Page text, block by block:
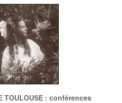
TOULOUSE : conférences